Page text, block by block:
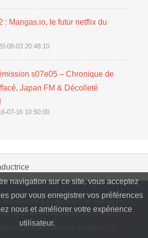
: Mangas.io, le futur netflix du
08-03 20:48:10
s07e05 – Chronique de
Japan FM & Décolleté
07-16 10:50:00
Mangavore.fr l'actu anim' et manga en
réservés Designed byJoomlArt.com.
Libre diffusé sous licence GNU
navigation sur ce site, vous acceptez
pour vous enregistrer vos préférences
nous et améliorer votre expérience
utilisateur.